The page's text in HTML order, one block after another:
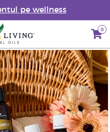
pe wellness
0